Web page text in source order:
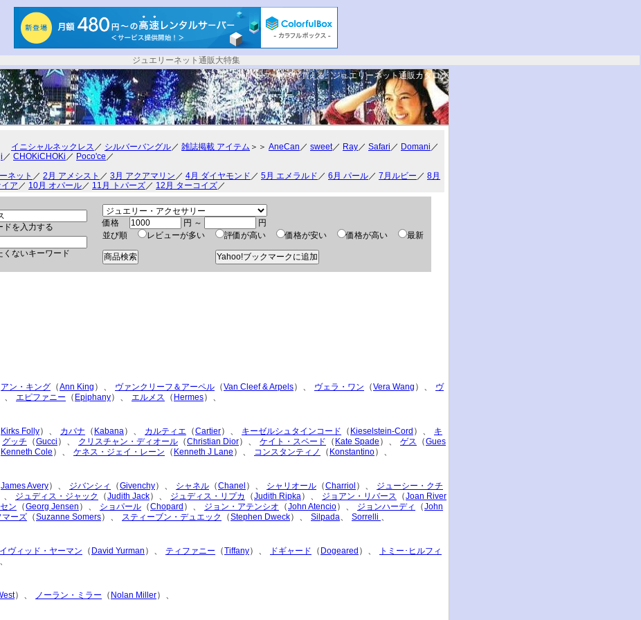
ジュエリーネット通販大特集
ジョアン・リバースが激安で買える。ジュエリーネット通販カタログ
イニシャルネックレス ／ シルバーバングル ／ 雑誌掲載 アイテム ＞＞ AneCan ／ sweet／ Ray ／ Safari ／ Domani ／
／ CHOKiCHOKi ／ Poco'ce ／
ネット ／ 2月 アメシスト ／ 3月 アクアマリン ／ 4月 ダイヤモンド ／ 5月 エメラルド ／ 6月 パール ／ 7月ルビー ／ 8月
ア ／ 10月 オパール ／ 11月 トパーズ ／ 12月 ターコイズ ／
を入力する
ないキーワード
価格 円 ～
円
並び順
レビューが多い 評価が高い 価格が安い 価格が高い 最新
アン・キング （Ann King ）、 ヴァンクリーフ＆アーペル （Van Cleef & Arpels）、 ヴェラ・ワン （Vera Wang ）、
ヴ
、 エピファニー （ Epiphany）、 エルメス （ Hermes）、
Kirks Folly）、 カバナ （ Kabana ）、 カルティエ （Cartier）、 キーゼルシュタインコード （ Kieselstein-Cord ）、
キ
グッチ （Gucci ）、 クリスチャン・ディオール （Christian Dior）、 ケイト・スペード （ Kate Spade ）、 ゲス （Gues
Kenneth Cole ）、 ケネス・ジェイ・レーン （ Kenneth J Lane ）、 コンスタンティノ （ Konstantino）、
James Avery）、 ジバンシィ （Givenchy）、 シャネル （Chanel ）、 シャリオール （Charriol ）、
ジューシー・クチ
、 ジュディス・ジャック （Judith Jack）、 ジュディス・リプカ （Judith Ripka ）、 ジョアン・リバース （Joan River
ン （Georg Jensen ）、 ショパール （Chopard ）、 ジョン・アテンシオ （John Atencio）、 ジョンハーディ （John
マーズ （Suzanne Somers）、 スティーブン・デュエック （Stephen Dweck）、 Silpada Sorrelli
ヴィッド・ヤーマン （ David Yurman ）、 ティファニー （Tiffany）、 ドギャード （ Dogeared ）、
トミー･ヒルフィ
）、 ノーラン・ミラー （ Nolan Miller）、